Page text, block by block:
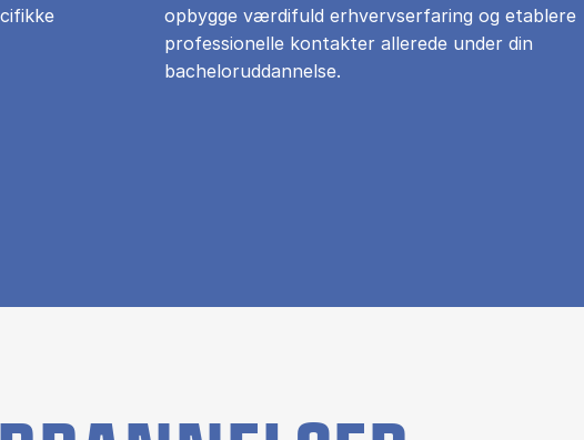
opbygge værdifuld erhvervserfaring og etablere
professionelle kontakter allerede under din
bacheloruddannelse.